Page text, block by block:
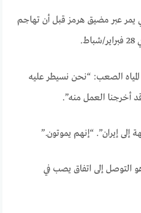
العالمي يمر عبر مضيق هرمز قبل أن تهاجم
المياه الصعب: “نحن نسيطر عليه
أخرجنا العمل منه”.
إيران”. “إنهم يموتون.”
التوصل إلى اتفاق يصب في